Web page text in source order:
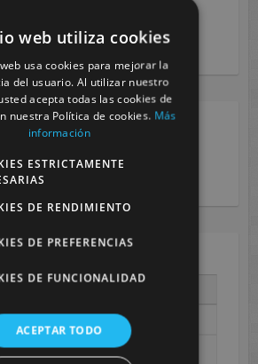
Especial FP, XIII Congreso
raras
5 6 7
web utiliza cookies
usa cookies para mejorar la
del usuario. Al utilizar nuestro
acepta todas las cookies de
nuestra Política de cookies. Más
información
ESTRICTAMENTE
DE RENDIMIENTO
DE PREFERENCIAS
DE FUNCIONALIDAD
ACEPTAR TODO